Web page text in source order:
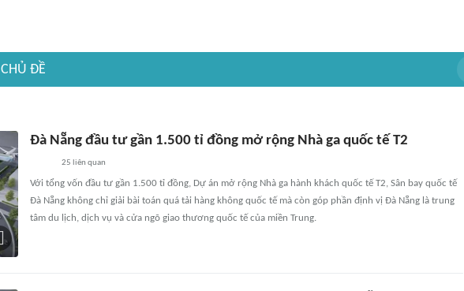
CHỦ ĐỀ
Đà Nẵng đầu tư gần 1.500 tỉ đồng mở rộng Nhà ga quốc tế T2
25 liên quan
Với tổng vốn đầu tư gần 1.500 tỉ đồng, Dự án mở rộng Nhà ga hành khách quốc tế T2, Sân bay quốc tế
Đà Nẵng không chỉ giải bài toán quá tải hàng không quốc tế mà còn góp phần định vị Đà Nẵng là trung
tâm du lịch, dịch vụ và cửa ngõ giao thương quốc tế của miền Trung.